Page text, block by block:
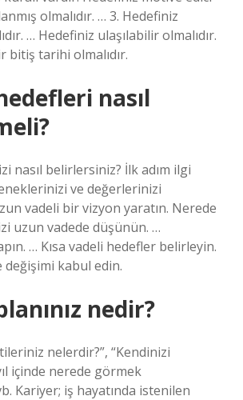
olmalıdır. … 3. Hedefiniz
… Hedefiniz ulaşılabilir olmalıdır.
bitiş tarihi olmalıdır.
nasıl
nasıl belirlersiniz? İlk adım ilgi
ve değerlerinizi
vadeli bir vizyon yaratın. Nerede
uzun vadede düşünün. …
… Kısa vadeli hedefler belirleyin.
değişimi kabul edin.
nedir?
nelerdir?”, “Kendinizi
içinde nerede görmek
Kariyer; iş hayatında istenilen